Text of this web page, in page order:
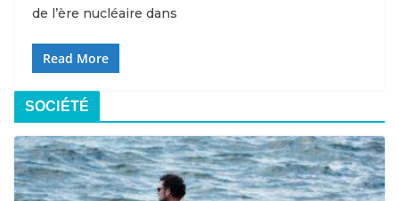
de l’ère nucléaire dans
Read More
SOCIÉTÉ